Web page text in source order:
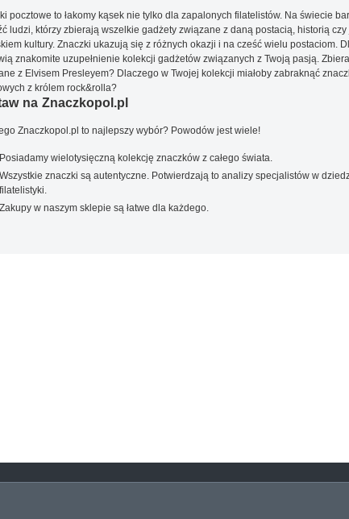
pocztowe to łakomy kąsek nie tylko dla zapalonych filatelistów. Na świecie
ludzi, którzy zbierają wszelkie gadżety związane z daną postacią, historią
kultury. Znaczki ukazują się z różnych okazji i na cześć wielu postaciom.
znakomite uzupełnienie kolekcji gadżetów związanych z Twoją pasją.
z Elvisem Presleyem? Dlaczego w Twojej kolekcji miałoby zabraknąć
z królem rock&rolla?
na Znaczkopol.pl
Znaczkopol.pl to najlepszy wybór? Powodów jest wiele!
Posiadamy wielotysięczną kolekcję znaczków z całego świata.
Wszystkie znaczki są autentyczne. Potwierdzają to analizy specjalistów w
filatelistyki.
Zakupy w naszym sklepie są łatwe dla każdego.